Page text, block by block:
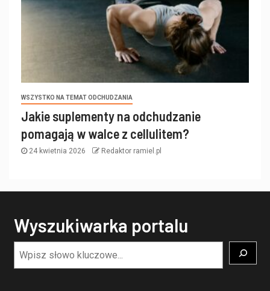
WSZYSTKO NA TEMAT ODCHUDZANIA
Jakie suplementy na odchudzanie
pomagają w walce z cellulitem?
24 kwietnia 2026 Redaktor ramiel.pl
Wyszukiwarka portalu